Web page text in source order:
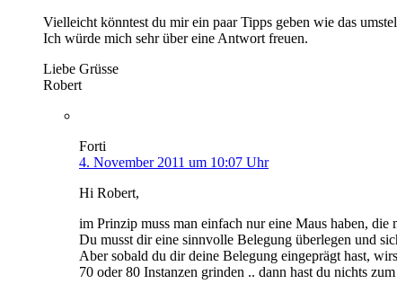
Vielleicht könntest du mir ein paar Tipps geben wie das
Ich würde mich sehr über eine Antwort freuen.
Liebe Grüsse
Robert
Forti
4. November 2011 um 10:07 Uhr
Hi Robert,
im Prinzip muss man einfach nur eine Maus haben, die
Du musst dir eine sinnvolle Belegung überlegen und
Aber sobald du dir deine Belegung eingeprägt hast,
70 oder 80 Instanzen grinden .. dann hast du nichts